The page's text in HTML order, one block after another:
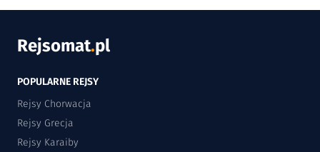
Rejsomat.pl
POPULARNE REJSY
Rejsy Chorwacja
Rejsy Grecja
Rejsy Karaiby